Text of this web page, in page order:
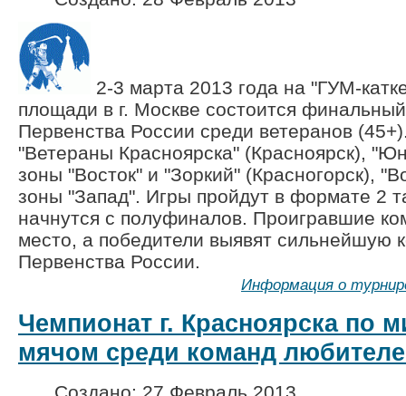
2-3 марта 2013 года на "ГУМ-
площади в г. Москве состоится
Первенства России среди ветеранов
"Ветераны Красноярска" (Красноярск),
зоны "Восток" и "Зоркий" (Красногорск),
зоны "Запад". Игры пройдут в формате 2
начнутся с полуфиналов. Проигравшие
место, а победители выявят сильнейшую
Первенства
Информация о
Чемпионат г. Красноярска по
мячом среди команд